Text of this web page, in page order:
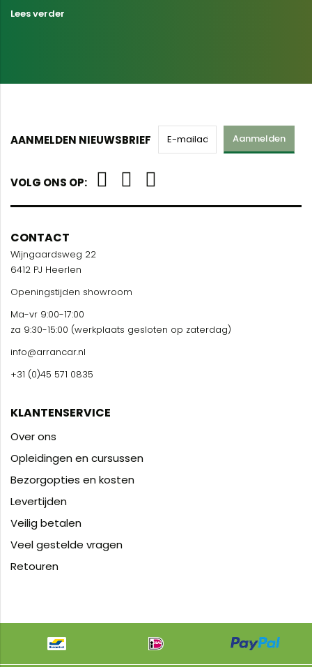
Lees verder
AANMELDEN NIEUWSBRIEF Aanmelden
VOLG ONS OP:
CONTACT
Wijngaardsweg 22
6412 PJ Heerlen
Openingstijden showroom
Ma-vr 9:00-17:00
za 9:30-15:00 (werkplaats gesloten op zaterdag)
info@arrancar.nl
+31 (0)45 571 0835
KLANTENSERVICE
Over ons
Opleidingen en cursussen
Bezorgopties en kosten
Levertijden
Veilig betalen
Veel gestelde vragen
Retouren